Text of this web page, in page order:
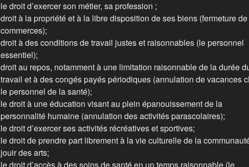
le droit d’exercer son métier, sa profession ;
droit à la propriété et à la libre disposition de ses biens (fermeture de
commerces);
droit à des conditions de travail justes et raisonnables (le personnel
essentiel);
droit au repos, notamment à une limitation raisonnable de la durée
travail et à des congés payés périodiques (annulation de vacances
le personnel de la santé);
le droit à une éducation visant au plein épanouissement de la
personnalité humaine (annulation des activités parascolaires);
le droit d’exercer ses activités récréatives et sportives;
le droit de prendre part librement à la vie culturelle de la
jouir des arts;